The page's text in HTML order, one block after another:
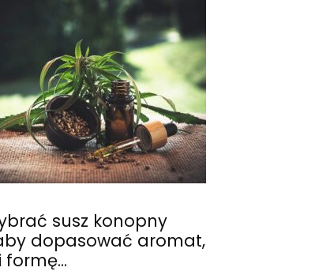
susz konopny
dopasować aromat,